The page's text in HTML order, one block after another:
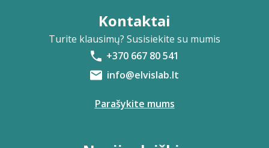
Kontaktai
Turite klausimų? Susisiekite su mumis
+370 667 80 541
info@elvislab.lt
Parašykite mums